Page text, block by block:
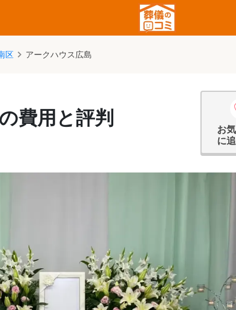
区 アークハウス広島
費用と評判
お
に